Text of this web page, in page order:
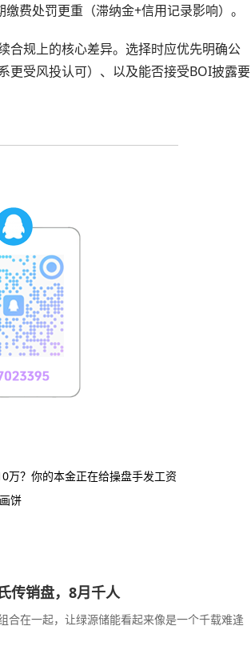
费处罚更重（滞纳金+信用记录影响）。
合规上的核心差异。选择时应优先明确公
更受风投认可）、以及能否接受BOI披露要
万？你的本金正在给操盘手发工资
饼
传销盘，8月千人
在一起，让绿源储能看起来像是一个千载难逢